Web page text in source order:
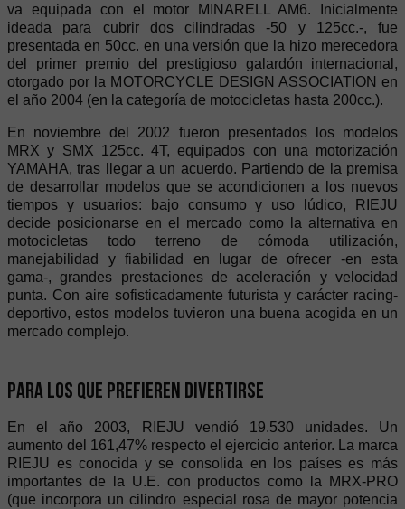
va equipada con el motor MINARELL AM6. Inicialmente
ideada para cubrir dos cilindradas -50 y 125cc.-, fue
presentada en 50cc. en una versión que la hizo merecedora
del primer premio del prestigioso galardón internacional,
otorgado por la MOTORCYCLE DESIGN ASSOCIATION en
el año 2004 (en la categoría de motocicletas hasta 200cc.).
En noviembre del 2002 fueron presentados los modelos
MRX y SMX 125cc. 4T, equipados con una motorización
YAMAHA, tras llegar a un acuerdo. Partiendo de la premisa
de desarrollar modelos que se acondicionen a los nuevos
tiempos y usuarios: bajo consumo y uso lúdico, RIEJU
decide posicionarse en el mercado como la alternativa en
motocicletas todo terreno de cómoda utilización,
manejabilidad y fiabilidad en lugar de ofrecer -en esta
gama-, grandes prestaciones de aceleración y velocidad
punta. Con aire sofisticadamente futurista y carácter racing-
deportivo, estos modelos tuvieron una buena acogida en un
mercado complejo.
Para los que prefieren divertirse
En el año 2003, RIEJU vendió 19.530 unidades. Un
aumento del 161,47% respecto el ejercicio anterior. La marca
RIEJU es conocida y se consolida en los países es más
importantes de la U.E. con productos como la MRX-PRO
(que incorpora un cilindro especial rosa de mayor potencia